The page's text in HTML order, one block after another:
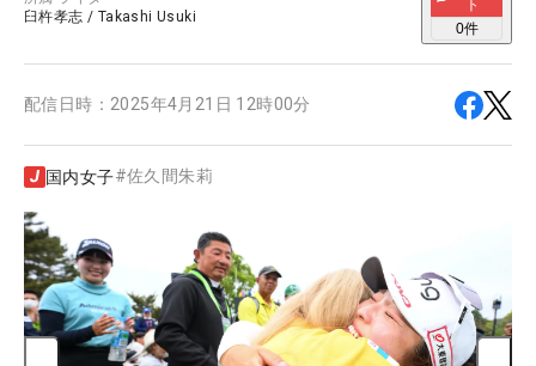
臼杵孝志 / Takashi Usuki
ト
0件
配信日時： 2025年4月21日 12時00分
国内女子#佐久間朱莉